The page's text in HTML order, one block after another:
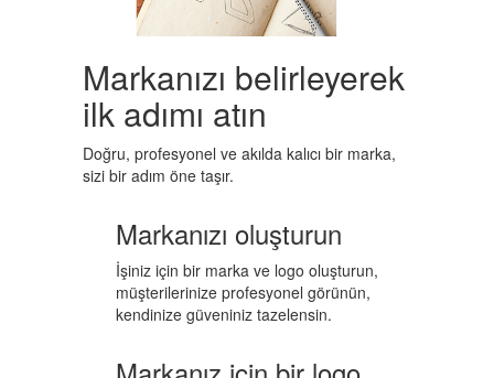
Markanızı belirleyerek
ilk adımı atın
Doğru, profesyonel ve akılda kalıcı bir marka,
sizi bir adım öne taşır.
Markanızı oluşturun
İşiniz için bir marka ve logo oluşturun,
müşterilerinize profesyonel görünün,
kendinize güveniniz tazelensin.